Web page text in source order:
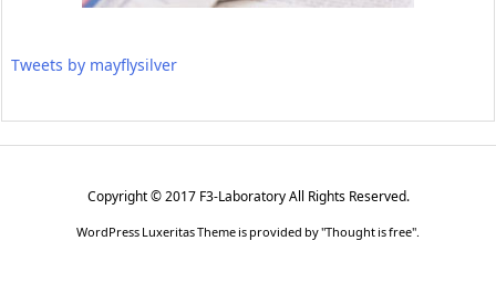
Tweets by mayflysilver
Copyright ©2017 F3-LaboratoryAll Rights Reserved.
WordPress Luxeritas Theme is provided by "Thought is free".